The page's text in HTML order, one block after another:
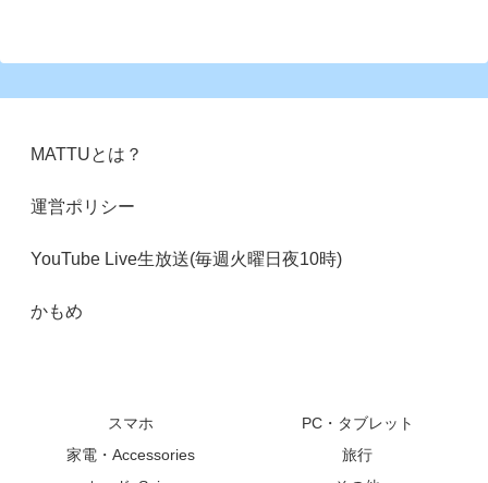
MATTUとは？
運営ポリシー
YouTube Live生放送(毎週火曜日夜10時)
かもめ
スマホ
PC・タブレット
家電・Accessories
旅行